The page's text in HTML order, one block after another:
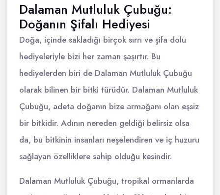
Dalaman Mutluluk Çubuğu:
Doğanın Şifalı Hediyesi
Doğa, içinde sakladığı birçok sırrı ve şifa dolu
hediyeleriyle bizi her zaman şaşırtır. Bu
hediyelerden biri de Dalaman Mutluluk Çubuğu
olarak bilinen bir bitki türüdür. Dalaman Mutluluk
Çubuğu, adeta doğanın bize armağanı olan eşsiz
bir bitkidir. Adının nereden geldiği belirsiz olsa
da, bu bitkinin insanları neşelendiren ve iç huzuru
sağlayan özelliklere sahip olduğu kesindir.
Dalaman Mutluluk Çubuğu, tropikal ormanlarda